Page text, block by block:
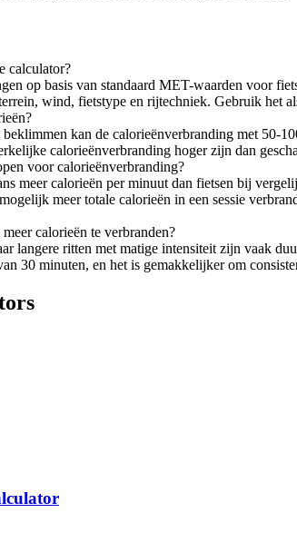
calculator?
op basis van standaard MET-waarden voor
wind, fietstype en rijtechniek. Gebruik het
kan de calorieënverbranding met 50-
calorieënverbranding hoger zijn dan
voor calorieënverbranding?
meer calorieën per minuut dan fietsen bij
meer totale calorieën in een sessie
calorieën te verbranden?
langere ritten met matige intensiteit zijn vaak
30 minuten, en het is gemakkelijker om